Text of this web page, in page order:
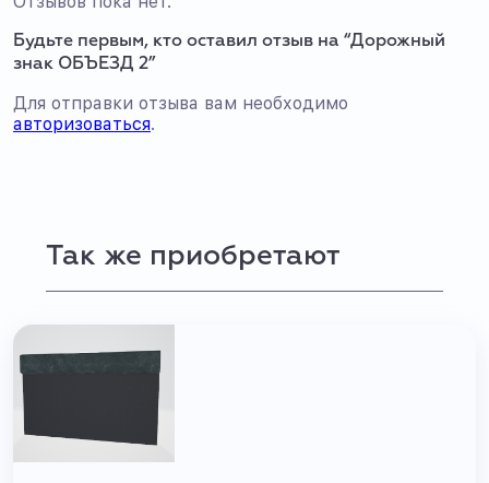
Будьте первым, кто оставил отзыв на “Дорожный
знак ОБЪЕЗД 2”
Для отправки отзыва вам необходимо
авторизоваться.
Так же приобретают